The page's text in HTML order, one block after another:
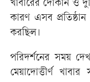
খাবারের দোকান ও
কারণ এসব প্রতিষ্ঠান
করছিল।
পরিদর্শনের সময়
মেয়াদোত্তীর্ণ